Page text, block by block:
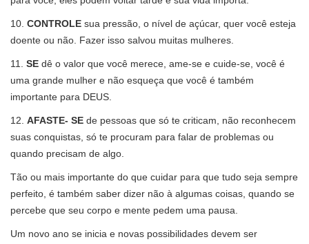
10. CONTROLE sua pressão, o nível de açúcar, quer você esteja
doente ou não. Fazer isso salvou muitas mulheres.
11. SE dê o valor que você merece, ame-se e cuide-se, você é
uma grande mulher e não esqueça que você é também
importante para DEUS.
12. AFASTE- SE de pessoas que só te criticam, não reconhecem
suas conquistas, só te procuram para falar de problemas ou
quando precisam de algo.
Tão ou mais importante do que cuidar para que tudo seja sempre
perfeito, é também saber dizer não à algumas coisas, quando se
percebe que seu corpo e mente pedem uma pausa.
Um novo ano se inicia e novas possibilidades devem ser